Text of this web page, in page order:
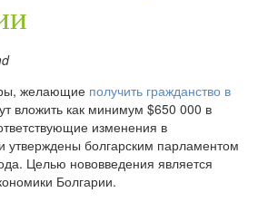
желающие получить гражданство в
вложить как минимум $650 000 в
изменения в
утверждены болгарским парламентом
Целью нововведения является
Болгарии.